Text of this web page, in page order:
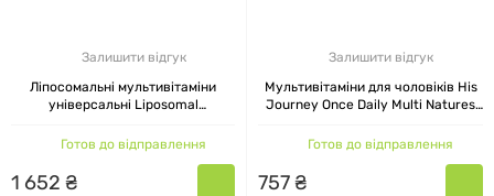
Залишити відгук
Ліпосомальні мультивітаміни
універсальні Liposomal
капсул
Готов до відправлення
1 652 ₴
Залишити відгук
Мультивітаміни для чоловіків His
Journey Once Daily Multi Natures
Готов до відправлення
757₴